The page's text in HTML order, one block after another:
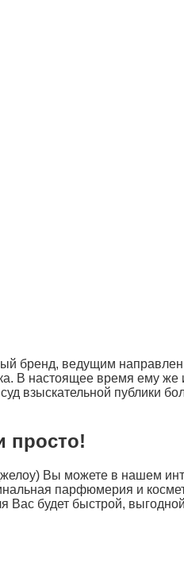
ведущим
В настоящее время ему
взыскательной публики
просто!
Вы можете в нашем
парфюмерия и
Вас будет быстрой,